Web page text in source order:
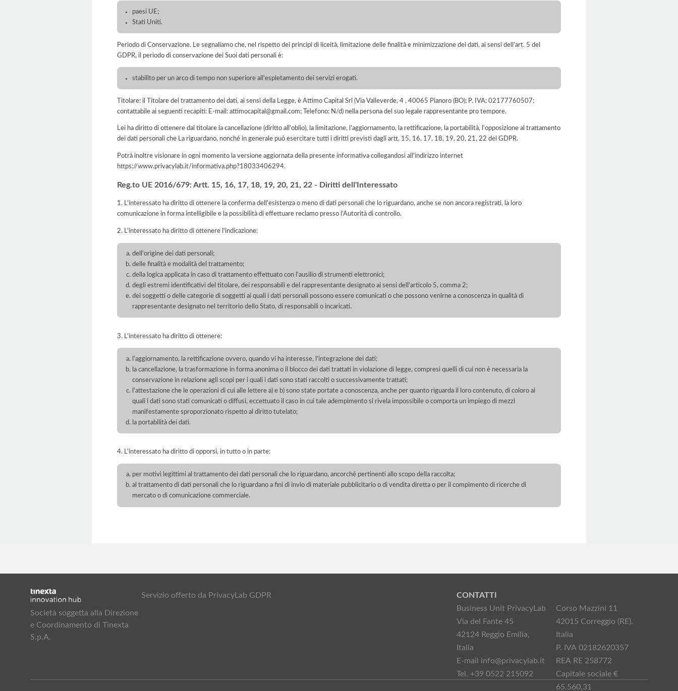
paesi UE;
Stati Uniti.
Periodo di Conservazione. Le segnaliamo che, nel rispetto dei principi di liceità, limitazione delle finalità e minimizzazione dei dati, ai sensi dell’art. 5 del
GDPR, il periodo di conservazione dei Suoi dati personali è:
stabilito per un arco di tempo non superiore all'espletamento dei servizi erogati.
Titolare: il Titolare del trattamento dei dati, ai sensi della Legge, è Attimo Capital Srl (Via Valleverde, 4 , 40065 Pianoro (BO); P. IVA: 02177760507;
contattabile ai seguenti recapiti: E-mail: attimocapital@gmail.com; Telefono: N/d) nella persona del suo legale rappresentante pro tempore.
Lei ha diritto di ottenere dal titolare la cancellazione (diritto all'oblio), la limitazione, l'aggiornamento, la rettificazione, la portabilità, l'opposizione al trattamento
dei dati personali che La riguardano, nonché in generale può esercitare tutti i diritti previsti dagli artt. 15, 16, 17, 18, 19, 20, 21, 22 del GDPR.
Potrà inoltre visionare in ogni momento la versione aggiornata della presente informativa collegandosi all'indirizzo internet
https://www.privacylab.it/informativa.php?18033406294.
Reg.to UE 2016/679: Artt. 15, 16, 17, 18, 19, 20, 21, 22 - Diritti dell'Interessato
1. L'interessato ha diritto di ottenere la conferma dell'esistenza o meno di dati personali che lo riguardano, anche se non ancora registrati, la loro
comunicazione in forma intelligibile e la possibilità di effettuare reclamo presso l’Autorità di controllo.
2. L'interessato ha diritto di ottenere l'indicazione:
dell'origine dei dati personali;
delle finalità e modalità del trattamento;
della logica applicata in caso di trattamento effettuato con l'ausilio di strumenti elettronici;
degli estremi identificativi del titolare, dei responsabili e del rappresentante designato ai sensi dell'articolo 5, comma 2;
dei soggetti o delle categorie di soggetti ai quali i dati personali possono essere comunicati o che possono venirne a conoscenza in qualità di
rappresentante designato nel territorio dello Stato, di responsabili o incaricati.
3. L'interessato ha diritto di ottenere:
l'aggiornamento, la rettificazione ovvero, quando vi ha interesse, l'integrazione dei dati;
la cancellazione, la trasformazione in forma anonima o il blocco dei dati trattati in violazione di legge, compresi quelli di cui non è necessaria la
conservazione in relazione agli scopi per i quali i dati sono stati raccolti o successivamente trattati;
l'attestazione che le operazioni di cui alle lettere a) e b) sono state portate a conoscenza, anche per quanto riguarda il loro contenuto, di coloro ai
quali i dati sono stati comunicati o diffusi, eccettuato il caso in cui tale adempimento si rivela impossibile o comporta un impiego di mezzi
manifestamente sproporzionato rispetto al diritto tutelato;
la portabilità dei dati.
4. L'interessato ha diritto di opporsi, in tutto o in parte:
per motivi legittimi al trattamento dei dati personali che lo riguardano, ancorché pertinenti allo scopo della raccolta;
al trattamento di dati personali che lo riguardano a fini di invio di materiale pubblicitario o di vendita diretta o per il compimento di ricerche di
mercato o di comunicazione commerciale.
Società soggetta alla Direzione
e Coordinamento di Tinexta
S.p.A.
Servizio offerto da PrivacyLab GDPR
CONTATTI
Business Unit PrivacyLab
Via del Fante 45
42124 Reggio Emilia,
Italia
E-mail info@privacylab.it
Tel. +39 0522 215092
Corso Mazzini 11
42015 Correggio (RE),
Italia
P. IVA 02182620357
REA RE 258772
Capitale sociale €
65.560,31